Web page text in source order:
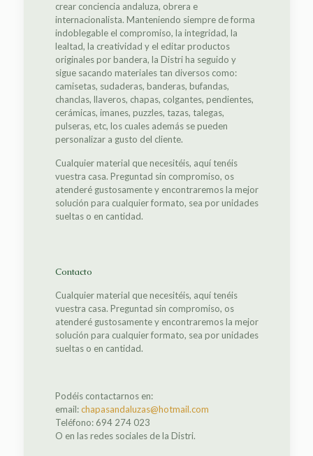
crear conciencia andaluza, obrera e
internacionalista. Manteniendo siempre de forma
indoblegable el compromiso, la integridad, la
lealtad, la creatividad y el editar productos
originales por bandera, la Distri ha seguido y
sigue sacando materiales tan diversos como:
camisetas, sudaderas, banderas, bufandas,
chanclas, llaveros, chapas, colgantes, pendientes,
cerámicas, imanes, puzzles, tazas, talegas,
pulseras, etc, los cuales además se pueden
personalizar a gusto del cliente.
Cualquier material que necesitéis, aquí tenéis
vuestra casa. Preguntad sin compromiso, os
atenderé gustosamente y encontraremos la mejor
solución para cualquier formato, sea por unidades
sueltas o en cantidad.
Contacto
Cualquier material que necesitéis, aquí tenéis
vuestra casa. Preguntad sin compromiso, os
atenderé gustosamente y encontraremos la mejor
solución para cualquier formato, sea por unidades
sueltas o en cantidad.
Podéis contactarnos en:
email:chapasandaluzas@hotmail.com
Teléfono: 694 274 023
O en las redes sociales de la Distri.